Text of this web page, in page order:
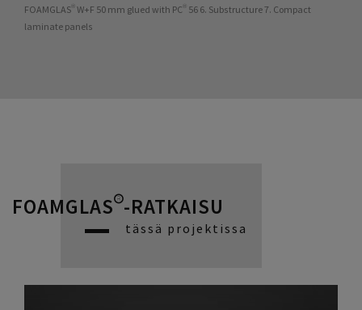
FOAMGLAS® W+F 50 mm glued with PC® 56 6. Substructure 7. Compact
laminate panels
FOAMGLAS®-RATKAISU
tässä projektissa